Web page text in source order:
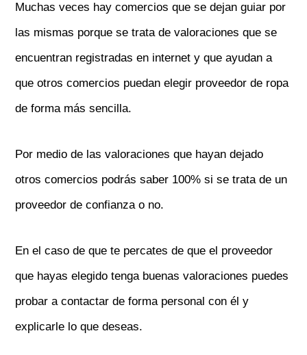
Muchas veces hay comercios que se dejan guiar por
las mismas porque se trata de valoraciones que se
encuentran registradas en internet y que ayudan a
que otros comercios puedan elegir proveedor de ropa
de forma más sencilla.
Por medio de las valoraciones que hayan dejado
otros comercios podrás saber 100% si se trata de un
proveedor de confianza o no.
En el caso de que te percates de que el proveedor
que hayas elegido tenga buenas valoraciones puedes
probar a contactar de forma personal con él y
explicarle lo que deseas.